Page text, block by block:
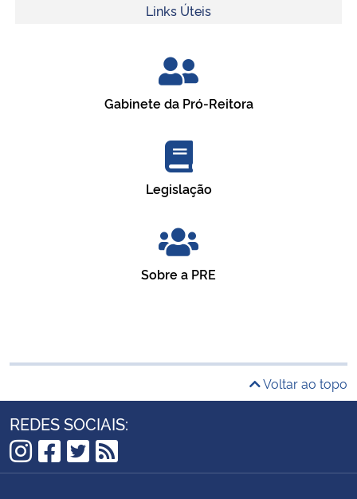
Links Úteis
Gabinete da Pró-Reitora
Legislação
Sobre a PRE
Voltar ao topo
REDES SOCIAIS:
Instagram
Facebook
Twitter
RSS